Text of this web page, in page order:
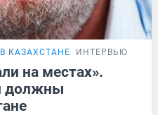
КАЗАХСТАНЕ ИНТЕРВЬЮ
на местах».
должны